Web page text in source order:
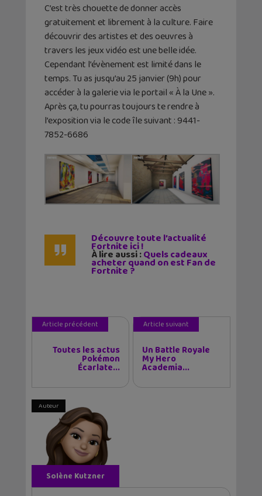
C’est très chouette de donner accès
gratuitement et librement à la culture. Faire
découvrir des artistes et des oeuvres à
travers les jeux vidéo est une belle idée.
Cependant l’évènement est limité dans le
temps. Tu as jusqu’au 25 janvier (9h) pour
accéder à la galerie via le portail « À la Une ».
Après ça, tu pourras toujours te rendre à
l’exposition via le code île suivant : 9441-
7852-6686
Découvre toute l’actualité
Fortnite ici !
À lire aussi :Quels cadeaux
acheter quand on est Fan de
Fortnite ?
Article précédent
Toutes les actus
Pokémon
Écarlate...
Article suivant
Un Battle Royale
My Hero
Academia...
Auteur
Solène Kutzner